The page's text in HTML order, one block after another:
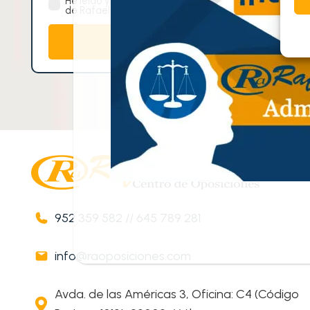
de Rafael Alcalde Centro de Oposiciones.
952 359 582 645 789 281
info@raoposiciones.com
Avda. de las Américas 3, Oficina: C4 (Código